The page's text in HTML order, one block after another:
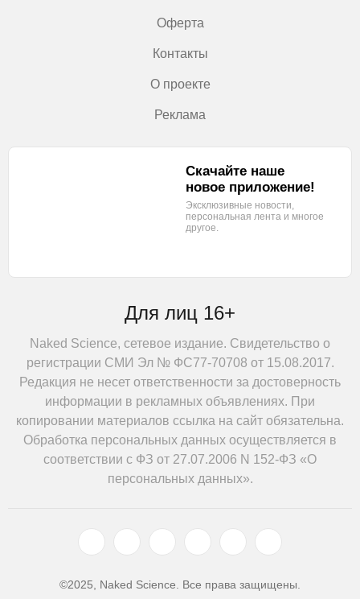
Оферта
Контакты
О проекте
Реклама
Для лиц 16+
Naked Science, сетевое издание. Свидетельство о
регистрации СМИ Эл № ФС77-70708 от 15.08.2017.
Редакция не несет ответственности за достоверность
информации в рекламных объявлениях. При
копировании материалов ссылка на сайт обязательна.
Обработка персональных данных осуществляется в
соответствии с ФЗ от 27.07.2006 N 152-ФЗ «О
персональных данных».
Скачайте наше
новое приложение!
Эксклюзивные новости,
персональная лента и многое
другое.
©2025, Naked Science. Все права защищены.